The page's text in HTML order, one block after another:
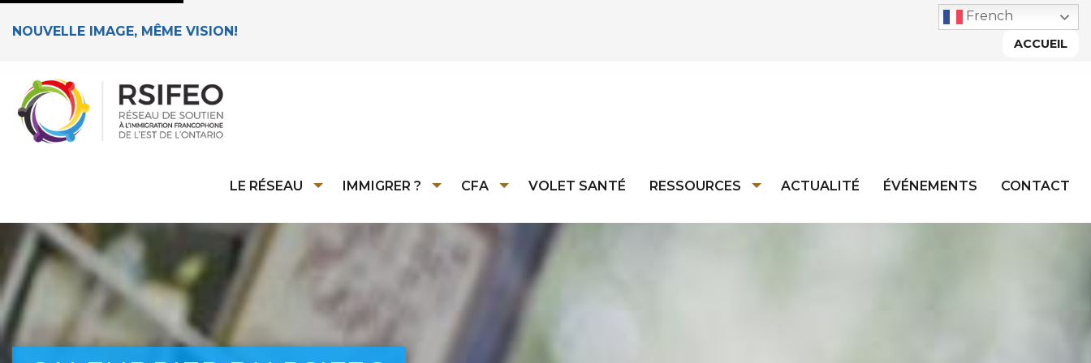
NOUVELLE IMAGE, MÊME VISION!
French
ACCUEIL
LE RÉSEAU IMMIGRER ? CFA VOLET SANTÉ RESSOURCES ACTUALITÉ ÉVÉNEMENTS CONTACT